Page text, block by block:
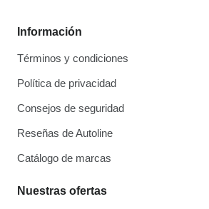
Información
Términos y condiciones
Política de privacidad
Consejos de seguridad
Reseñas de Autoline
Catálogo de marcas
Nuestras ofertas